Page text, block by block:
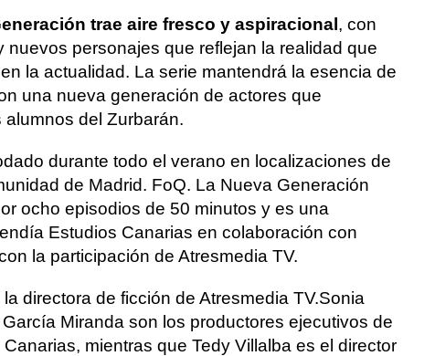
trae aire fresco y aspiracional , con
nuevos personajes que reflejan la realidad que
la actualidad. La serie mantendrá la esencia de
una nueva generación de actores que
alumnos del Zurbarán.
durante todo el verano en localizaciones de
de Madrid. FoQ. La Nueva Generación
ocho episodios de 50 minutos y es una
Estudios Canarias en colaboración con
la participación de Atresmedia TV.
directora de ficción de Atresmedia TV.Sonia
Miranda son los productores ejecutivos de
mientras que Tedy Villalba es el director